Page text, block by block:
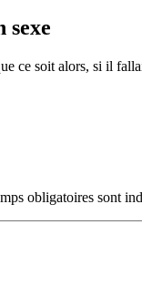
sexe
ce soit alors, si il
obligatoires sont